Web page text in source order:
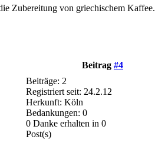
Zubereitung von griechischem Kaffee.
Beitrag #4
Beiträge: 2
Registriert seit: 24.2.12
Herkunft: Köln
Bedankungen: 0
0 Danke erhalten in 0
Post(s)